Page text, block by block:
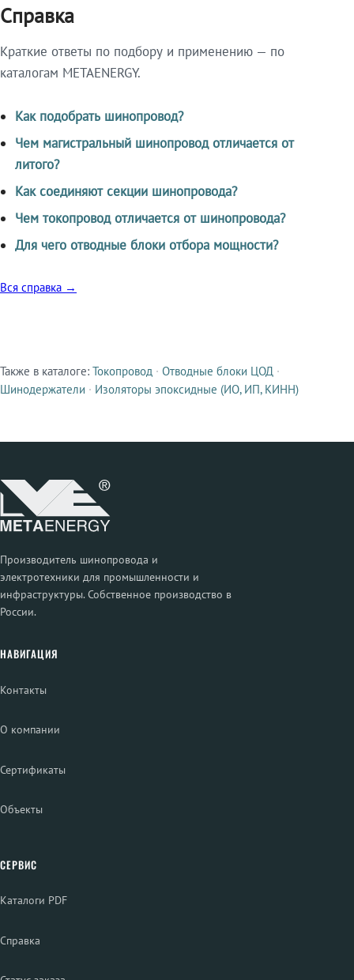
Справка
Краткие ответы по подбору и применению — по
каталогам METAENERGY.
Как подобрать шинопровод?
Чем магистральный шинопровод отличается от
литого?
Как соединяют секции шинопровода?
Чем токопровод отличается от шинопровода?
Для чего отводные блоки отбора мощности?
Вся справка →
Смежные продукты
Также в каталоге: Токопровод · Отводные блоки ЦОД ·
Шинодержатели · Изоляторы эпоксидные (ИО, ИП, КИНН)
Производитель шинопровода и
электротехники для промышленности и
инфраструктуры. Собственное производство в
России.
НАВИГАЦИЯ
Контакты
О компании
Сертификаты
Объекты
СЕРВИС
Каталоги PDF
Справка